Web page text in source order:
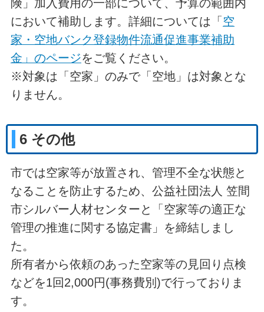
険」加入費用の一部について、予算の範囲内
において補助します。詳細については「 空
家・空地バンク登録物件流通促進事業補助
金」のページをご覧ください。
※対象は「空家」のみで「空地」は対象とな
りません。
6 その他
市では空家等が放置され、管理不全な状態と
なることを防止するため、公益社団法人 笠間
市シルバー人材センターと「空家等の適正な
管理の推進に関する協定書」を締結しまし
た。
所有者から依頼のあった空家等の見回り点検
などを1回2,000円(事務費別)で行っておりま
す。